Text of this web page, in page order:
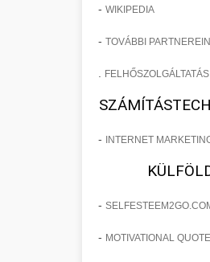
- WIKIPEDIA
- TOVÁBBI
FELHŐSZOLGÁLTATÁS
- INTERNET
-
- MOTIVATIONAL